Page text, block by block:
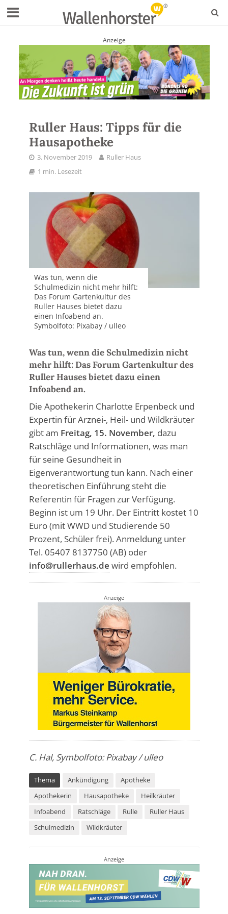
Anzeige
Ruller Haus: Tipps für die
Hausapotheke
3. November 2019
Ruller Haus
1 min. Lesezeit
Was tun, wenn die
Schulmedizin nicht mehr hilft:
Das Forum Gartenkultur des
Ruller Hauses bietet dazu
einen Infoabend an.
Symbolfoto: Pixabay / ulleo
Was tun, wenn die Schulmedizin nicht
mehr hilft: Das Forum Gartenkultur des
Ruller Hauses bietet dazu einen
Infoabend an.
Die Apothekerin Charlotte Erpenbeck und
Expertin für Arznei-, Heil- und Wildkräuter
gibt am Freitag, 15. November, dazu
Ratschläge und Informationen, was man
für seine Gesundheit in
Eigenverantwortung tun kann. Nach einer
theoretischen Einführung steht die
Referentin für Fragen zur Verfügung.
Beginn ist um 19 Uhr. Der Eintritt kostet 10
Euro (mit WWD und Studierende 50
Prozent, Schüler frei). Anmeldung unter
Tel. 05407 8137750 (AB) oder
info@rullerhaus.de wird empfohlen.
Anzeige
C. Hal, Symbolfoto: Pixabay / ulleo
Thema Ankündigung
Apotheke
Apothekerin
Hausapotheke
Heilkräuter
Infoabend
Ratschläge Rulle
Ruller Haus
Schulmedizin
Wildkräuter
Anzeige